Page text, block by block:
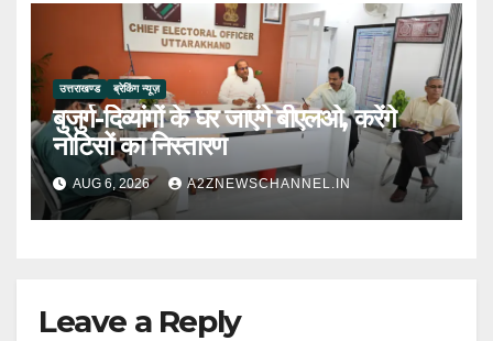
उत्तराखण्ड ब्रेकिंग न्यूज़
बुजुर्ग-दिव्यांगों के घर जाएंगे बीएलओ, करेंगे
नोटिसों का निस्तारण
AUG 6, 2026 A2ZNEWSCHANNEL.IN
Leave a Reply